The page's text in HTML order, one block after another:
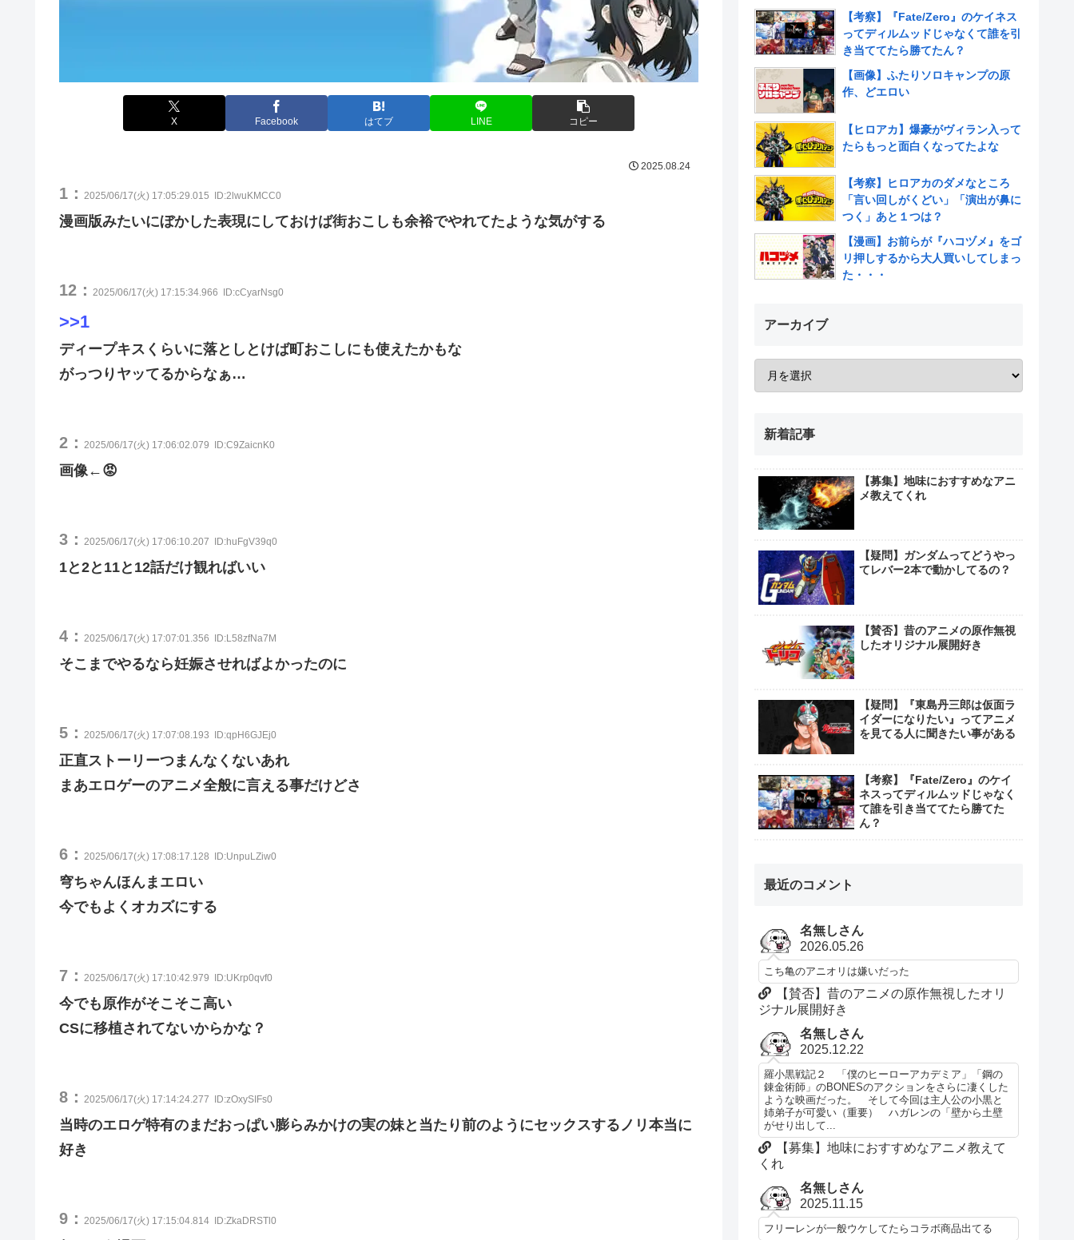
X Facebook はてブ LINE コピー
2025.08.24
1： 2025/06/17(火) 17:05:29.015 ID:2lwuKMCC0
漫画版みたいにぼかした表現にしておけば街おこしも余裕でやれてたような気がする
12： 2025/06/17(火) 17:15:34.966 ID:cCyarNsg0
>>1
ディープキスくらいに落としとけば町おこしにも使えたかもな
がっつりヤッてるからなぁ…
2： 2025/06/17(火) 17:06:02.079 ID:C9ZaicnK0
画像←😡
3： 2025/06/17(火) 17:06:10.207 ID:huFgV39q0
1と2と11と12話だけ観ればいい
4： 2025/06/17(火) 17:07:01.356 ID:L58zfNa7M
そこまでやるなら妊娠させればよかったのに
5： 2025/06/17(火) 17:07:08.193 ID:qpH6GJEj0
正直ストーリーつまんなくないあれ
まあエロゲーのアニメ全般に言える事だけどさ
6： 2025/06/17(火) 17:08:17.128 ID:UnpuLZiw0
穹ちゃんほんまエロい
今でもよくオカズにする
7： 2025/06/17(火) 17:10:42.979 ID:UKrp0qvf0
今でも原作がそこそこ高い
CSに移植されてないからかな？
8： 2025/06/17(火) 17:14:24.277 ID:zOxySIFs0
当時のエロゲ特有のまだおっぱい膨らみかけの実の妹と当たり前のようにセックスするノリ本当に
好き
9： 2025/06/17(火) 17:15:04.814 ID:ZkaDRSTl0
【考察】『Fate/Zero』のケイネス
ってディルムッドじゃなくて誰を引
き当ててたら勝てたん？
【画像】ふたりソロキャンプの原
作、どエロい
【ヒロアカ】爆豪がヴィラン入って
たらもっと面白くなってたよな
【考察】ヒロアカのダメなところ
「言い回しがくどい」「演出が鼻に
つく」あと１つは？
【漫画】お前らが『ハコヅメ』をゴ
リ押しするから大人買いしてしまっ
た・・・
アーカイブ
新着記事
【募集】地味におすすめなアニ
メ教えてくれ
【疑問】ガンダムってどうやっ
てレバー2本で動かしてるの？
【賛否】昔のアニメの原作無視
したオリジナル展開好き
【疑問】『東島丹三郎は仮面ラ
イダーになりたい』ってアニメ
を見てる人に聞きたい事がある
【考察】『Fate/Zero』のケイ
ネスってディルムッドじゃなく
て誰を引き当ててたら勝てた
ん？
最近のコメント
名無しさん
2026.05.26
こち亀のアニオリは嫌いだった
【賛否】昔のアニメの原作無視したオリ
ジナル展開好き
名無しさん
2025.12.22
羅小黒戦記２ 「僕のヒーローアカデミア」「鋼の
錬金術師」のBONESのアクションをさらに凄くした
ような映画だった。 そして今回は主人公の小黒と
姉弟子が可愛い（重要） ハガレンの「壁から土壁
がせり出して...
【募集】地味におすすめなアニメ教えて
くれ
名無しさん
2025.11.15
フリーレンが一般ウケしてたらコラボ商品出てる